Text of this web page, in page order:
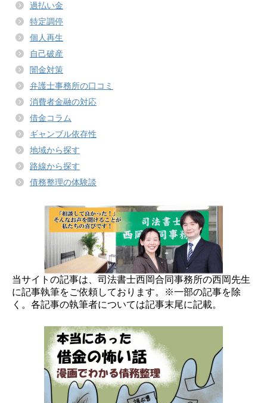
過払い金
特定調停
個人再生
自己破産
闇金対策
弁護士事務所の口コミ
消費者金融の対応
借金コラム
ギャンブル依存性
地域から探す
路線から探す
債務整理の体験談
当サイトの記事は、司法書士西岡合同事務所の西岡先生
に記事執筆をご依頼しております。※一部の記事を除
く。各記事の執筆者については記事末尾に記載。